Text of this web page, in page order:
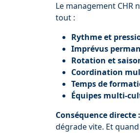
Le management CHR
tout :
Rythme et
Imprévus
Rotation et
Coordination
Temps de
Équipes multi-
Conséquence directe :
dégrade vite. Et